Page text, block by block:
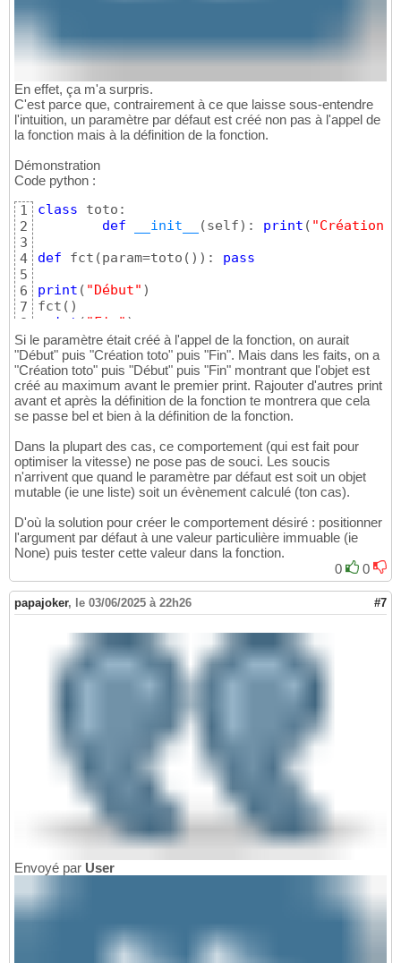
En effet, ça m'a surpris.
C'est parce que, contrairement à ce que laisse sous-entendre
l'intuition, un paramètre par défaut est créé non pas à l'appel de
la fonction mais à la définition de la fonction.
Démonstration
Code python :
1
2
3
4
5
6
7
8
class toto:
def
__init__ (self) : print ( "Création
def fct (param=toto ( ) ) : pass
print ( "Début" )
fct ( )
print ( "Fin" )
Si le paramètre était créé à l'appel de la fonction, on aurait
"Début" puis "Création toto" puis "Fin". Mais dans les faits, on a
"Création toto" puis "Début" puis "Fin" montrant que l'objet est
créé au maximum avant le premier print. Rajouter d'autres print
avant et après la définition de la fonction te montrera que cela
se passe bel et bien à la définition de la fonction.
Dans la plupart des cas, ce comportement (qui est fait pour
optimiser la vitesse) ne pose pas de souci. Les soucis
n'arrivent que quand le paramètre par défaut est soit un objet
mutable (ie une liste) soit un évènement calculé (ton cas).
D'où la solution pour créer le comportement désiré : positionner
l'argument par défaut à une valeur particulière immuable (ie
None) puis tester cette valeur dans la fonction.
0
0
papajoker, le 03/06/2025 à 22h26 #7
Envoyé par User